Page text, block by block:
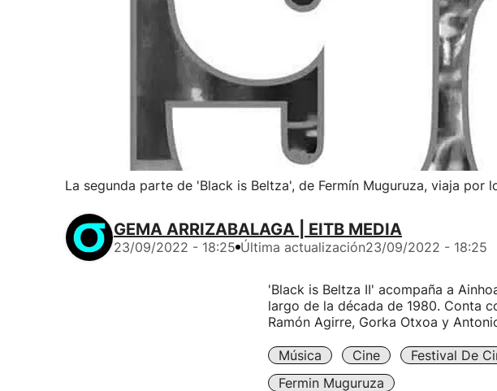
La segunda parte de 'Black is Beltza', de Fermín Muguruza, viaja por
GEMA ARRIZABALAGA | EITB MEDIA
23/09/2022 - 18:25 Última actualización23/09/2022 - 18:25
'Black is Beltza II' acompaña a
largo de la década de 1980. Conta
Ramón Agirre, Gorka Otxoa y
Música Cine Festival De
Fermin Muguruza